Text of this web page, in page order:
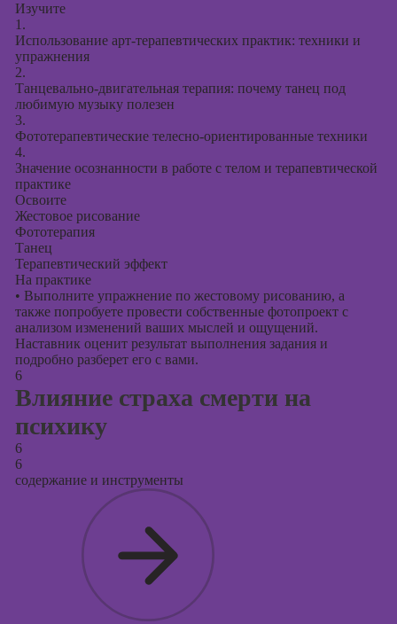
Изучите
1.
Использование арт-терапевтических практик: техники и
упражнения
2.
Танцевально-двигательная терапия: почему танец под
любимую музыку полезен
3.
Фототерапевтические телесно-ориентированные техники
4.
Значение осознанности в работе с телом и терапевтической
практике
Освоите
Жестовое рисование
Фототерапия
Танец
Терапевтический эффект
На практике
• Выполните упражнение по жестовому рисованию, а
также попробуете провести собственные фотопроект с
анализом изменений ваших мыслей и ощущений.
Наставник оценит результат выполнения задания и
подробно разберет его с вами.
6
Влияние страха смерти на
психику
6
6
содержание и инструменты